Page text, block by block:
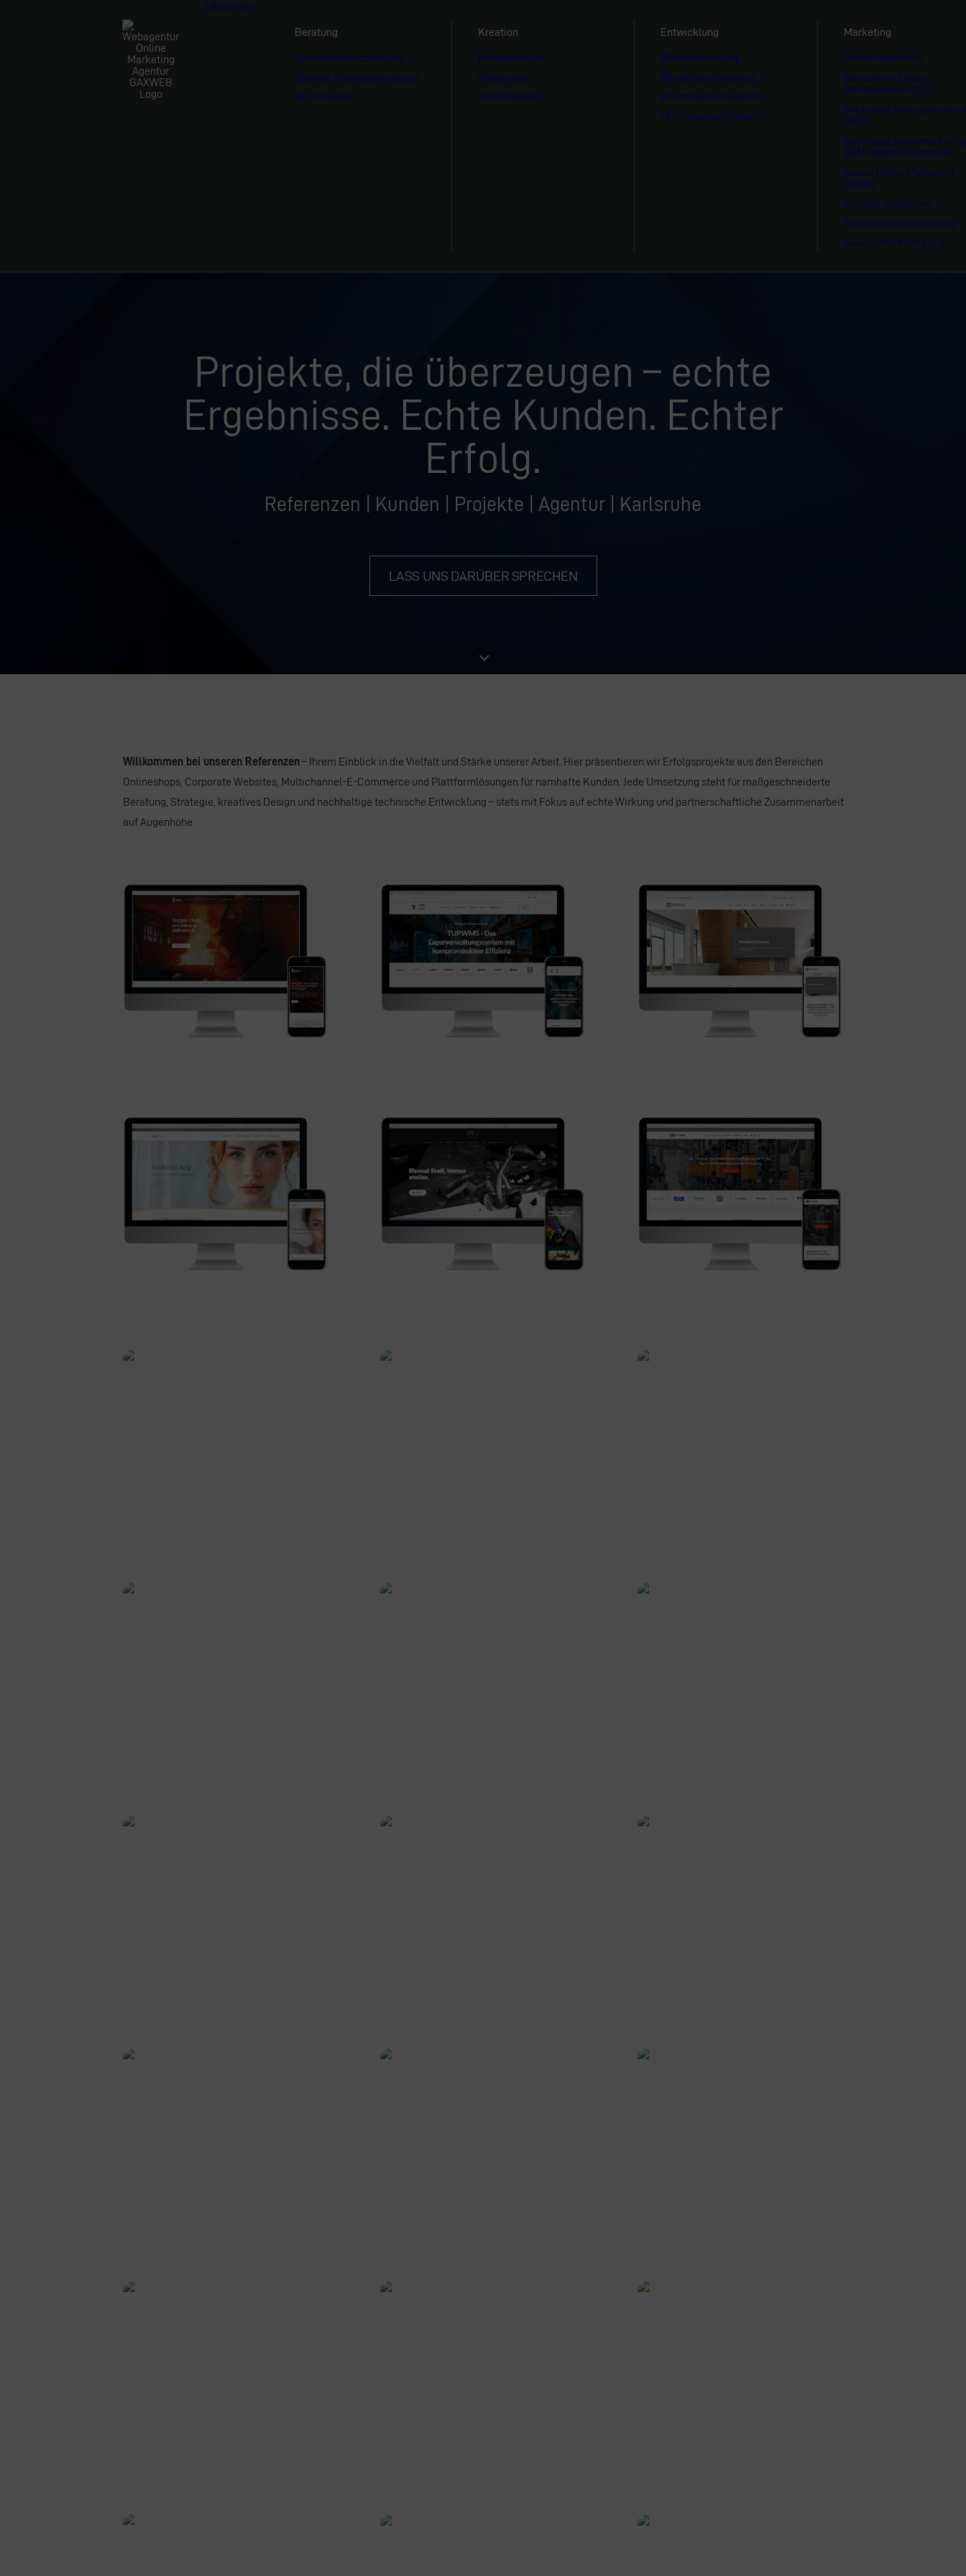
Leistungen
Beratung
Unternehmensberatung
Digitale Strategieberatung
SEO Analyse
Kreation
Mediendesign
Webdesign
UX/UI Design
Entwicklung
Webentwicklung
WordPress Websites
eCommerce Systeme
Multichannel System
Marketing
Online Marketing
Generative Engine
Optimization (GEO)
(SEO)
SEM Agentur Karlsruhe
Social Media Marketing
(SMM)
Content Marketing
Performance Marketing
Newsletter Marketing
Projekte, die überzeugen – echte
Ergebnisse. Echte Kunden. Echter
Erfolg.
Referenzen | Kunden | Projekte | Agentur | Karlsruhe
LASS UNS DARÜBER SPRECHEN
Willkommen bei unseren Referenzen– Ihrem Einblick in die Vielfalt und Stärke unserer Arbeit. Hier präsentieren wir Erfolgsprojekte aus den Bereichen
Onlineshops, Corporate Websites, Multichannel‑E‑Commerce und Plattformlösungen für namhafte Kunden. Jede Umsetzung steht für maßgeschneiderte
Beratung Strategie kreatives Design und nachhaltige technische Entwicklung – stets mit Fokus auf echte Wirkung und partnerschaftliche Zusammenarbeit
auf Augenhöhe